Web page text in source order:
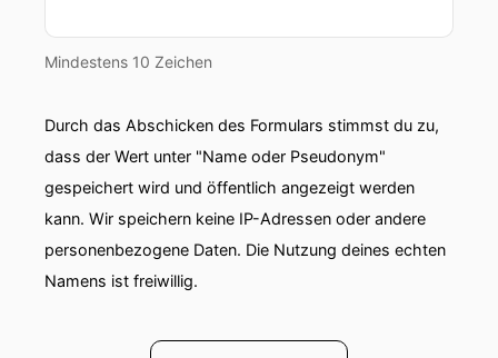
Mindestens 10 Zeichen
Durch das Abschicken des Formulars stimmst du zu,
dass der Wert unter "Name oder Pseudonym"
gespeichert wird und öffentlich angezeigt werden
kann. Wir speichern keine IP-Adressen oder andere
personenbezogene Daten. Die Nutzung deines echten
Namens ist freiwillig.